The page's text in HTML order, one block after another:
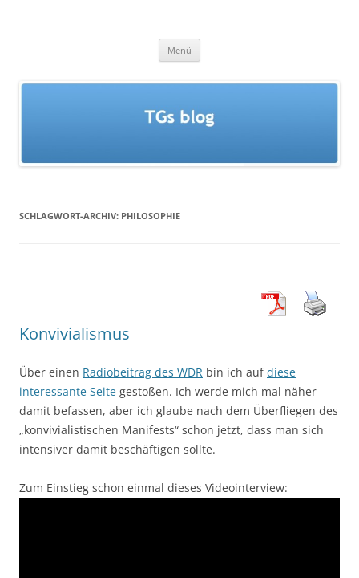
Menü
SCHLAGWORT-ARCHIV: PHILOSOPHIE
Konvivialismus
Über einen Radiobeitrag des WDR bin ich aufdiese
interessante Seite gestoßen. Ich werde mich mal näher
damit befassen, aber ich glaube nach dem Überfliegen des
„konvivialistischen Manifests“ schon jetzt, dass man sich
intensiver damit beschäftigen sollte.
Zum Einstieg schon einmal dieses Videointerview: